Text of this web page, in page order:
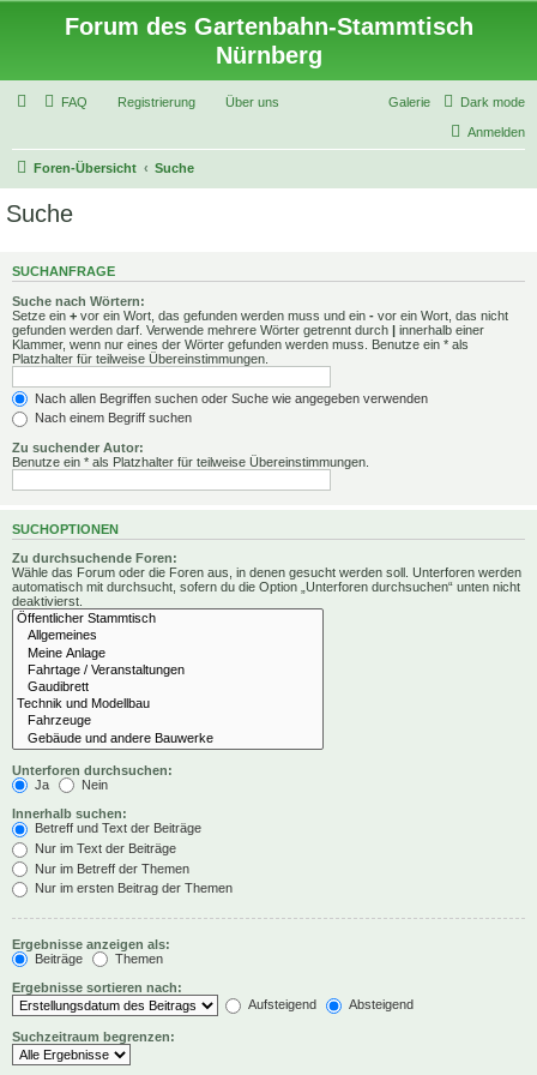
Forum des Gartenbahn-Stammtisch
Nürnberg
Dark mode
Galerie
FAQ Registrierung Über uns
Anmelden
Foren-Übersicht Suche
Suche
SUCHANFRAGE
Suche nach Wörtern:
Setze ein + vor ein Wort, das gefunden werden muss und ein - vor ein Wort, das nicht
gefunden werden darf. Verwende mehrere Wörter getrennt durch | innerhalb einer
Klammer, wenn nur eines der Wörter gefunden werden muss. Benutze ein * als
Platzhalter für teilweise Übereinstimmungen.
Nach allen Begriffen suchen oder Suche wie angegeben verwenden
Nach einem Begriff suchen
Zu suchender Autor:
Benutze ein * als Platzhalter für teilweise Übereinstimmungen.
SUCHOPTIONEN
Zu durchsuchende Foren:
Wähle das Forum oder die Foren aus, in denen gesucht werden soll. Unterforen werden
automatisch mit durchsucht, sofern du die Option „Unterforen durchsuchen“ unten nicht
deaktivierst.
Unterforen durchsuchen:
Ja
Nein
Innerhalb suchen:
Betreff und Text der Beiträge
Nur im Text der Beiträge
Nur im Betreff der Themen
Nur im ersten Beitrag der Themen
Ergebnisse anzeigen als:
Beiträge
Themen
Ergebnisse sortieren nach:
Aufsteigend
Absteigend
Suchzeitraum begrenzen: